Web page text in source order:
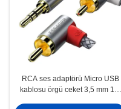
RCA ses adaptörü Micro USB
kablosu örgü ceket 3,5 mm 1M